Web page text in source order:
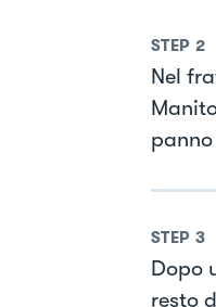
STEP 2
Nel
STEP 3
Dopo
resto